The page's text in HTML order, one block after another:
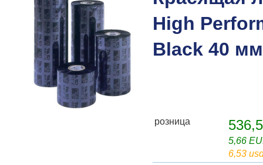
High
Black 40
розница
5,66
6,53